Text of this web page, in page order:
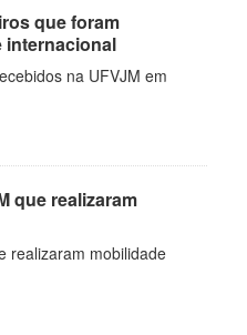
que foram
internacional
na UFVJM em
que realizaram
realizaram mobilidade